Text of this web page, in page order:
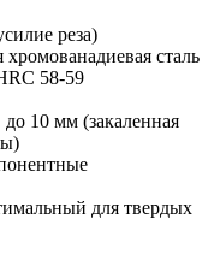
реза)
хромованадиевая сталь
58-59
до 10 мм (закаленная
для твердых